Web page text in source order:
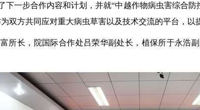
一步合作内容和计划，并就“中越作物病虫害综合
双方共同应对重大病虫草害以及技术交流的平台，以
所长，院国际合作处吕荣华副处长，植保所于永浩